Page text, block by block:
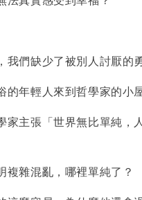
我們缺少了被別人討厭的
的年輕人來到哲學家的小屋
家主張「世界無比單純，
複雜混亂，哪裡單純了？